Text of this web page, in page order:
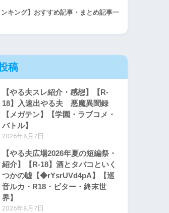
ンキング】おすすめ記事・まとめ記事一
稿
【やる夫スレ紹介・感想】【R-
18】入速出やる夫 悪魔異聞録
【メガテン】【学園・ラブコメ・
バトル】
2026年8月7日
【やる夫広場2026年夏の短編祭・
紹介】【R-18】酒とタバコといく
つかの嘘【◆rYsrUVd4pA】【巡
音ルカ・R18・ビター・終末世
界】
2026年8月7日